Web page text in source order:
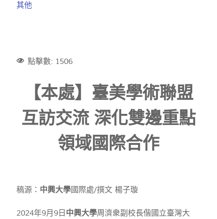
其他
點擊數: 1506
【本處】臺美學術聯盟
互訪交流 深化雙邊重點
領域國際合作
稿源： 中興大學國際處/撰文 楊子璇
2024年9月9日 中興大學周濟衆副校長偕國立臺灣大